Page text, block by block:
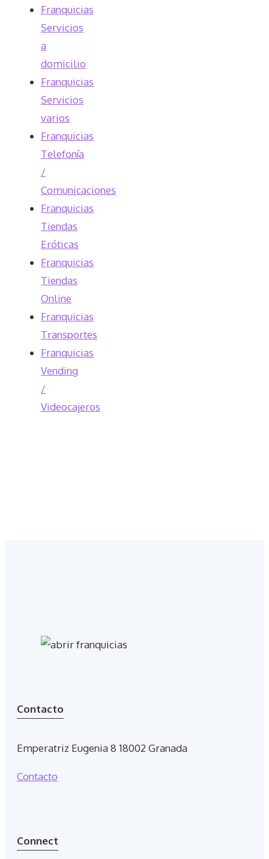
Franquicias
Servicios
a
domicilio
Franquicias
Servicios
varios
Franquicias
Telefonía
/
Comunicaciones
Franquicias
Tiendas
Eróticas
Franquicias
Tiendas
Online
Franquicias
Transportes
Franquicias
Vending
/
Videocajeros
Contacto
Emperatriz Eugenia 8 18002 Granada
Contacto
Connect